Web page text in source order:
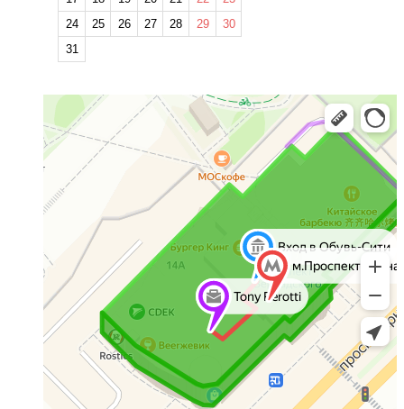
24
25 26 27 28 29
30
31
❄